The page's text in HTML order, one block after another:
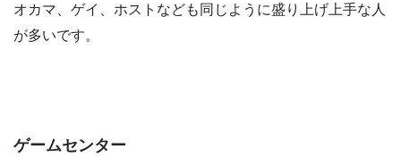
オカマ、ゲイ、ホストなども同じように盛り上げ上手な人
が多いです。
ゲームセンター